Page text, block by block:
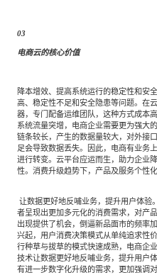
03
电商云的核心价值
降本增效、提高系统运行的稳定性和安
高、稳定性不足和安全隐患等问题。在
器，专门配备运维团队，这种方式成本
系统流量突增，电商企业需要更为强大
链条较长，产生的数据量较大，对外接
足会导致数据丢失。因此，电商有业务
进行转变。云平台应运而生，助力企业
性。消费升级趋势下，产品及服务个性化
让数据更好地反哺业务，提升用户体验。
者呈现出更加多元化的消费需求，对产
出现提供了机会，倒逼新品面市的频率
兴起，用户消费决策模式从单纯追求性
行种草与拔草的模式快速成熟，电商企
技术让数据更好地反哺业务，提升用户
有进一步数字化升级的需求，更加强调